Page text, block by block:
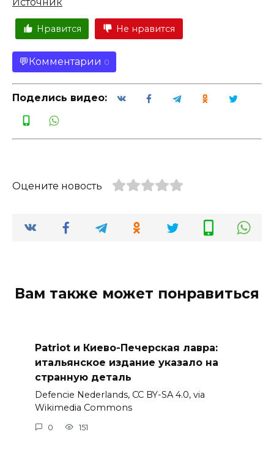
Источник
Нравится Не нравится
Комментарии 0
Поделись видео:
Оцените новость
Вам также может понравиться
Patriot и Киево-Печерская лавра:
итальянское издание указало на
странную деталь
Defencie Nederlands, CC BY-SA 4.0, via
Wikimedia Commons
0 151